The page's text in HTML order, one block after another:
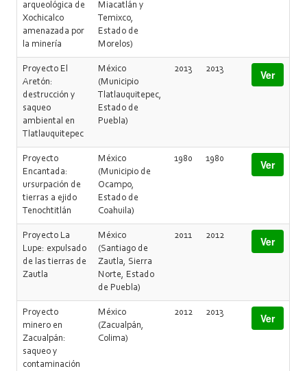
arqueológica de
Xochicalco
amenazada por
la minería
Miacatlán y
Temixco,
Estado de
Morelos)
Proyecto El
Aretón:
destrucción y
saqueo
ambiental en
Tlatlauquitepec
México
(Municipio
Tlatlauquitepec,
Estado de
Puebla)
2013 2013 Ver
Proyecto
Encantada:
ursurpación de
tierras a ejido
Tenochtitlán
México
(Municipio de
Ocampo,
Estado de
Coahuila)
1980 1980 Ver
Proyecto La
Lupe: expulsado
de las tierras de
Zautla
México
(Santiago de
Zautla, Sierra
Norte, Estado
de Puebla)
2011 2012 Ver
Proyecto
minero en
Zacualpán:
saqueo y
contaminación
México
(Zacualpán,
Colima)
2012 2013 Ver